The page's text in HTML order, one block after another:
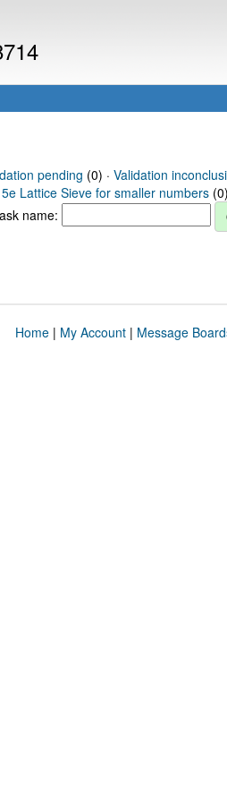
pending (0) · Validation
Lattice Sieve for smaller numbers
name:
Home| My Account| Message